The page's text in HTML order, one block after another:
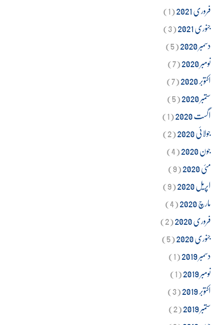
فروری 2021
(1)
جنوری 2021
(3)
دسمبر 2020
(5)
نومبر 2020
(7)
اکتوبر 2020
(7)
ستمبر 2020
(5)
اگست 2020
(1)
جولائی 2020
(2)
جون 2020
(4)
مئی 2020
(9)
اپریل 2020
(9)
مارچ 2020
(4)
فروری 2020
(2)
جنوری 2020
(5)
دسمبر 2019
(1)
نومبر 2019
(1)
اکتوبر 2019
(3)
ستمبر 2019
(2)